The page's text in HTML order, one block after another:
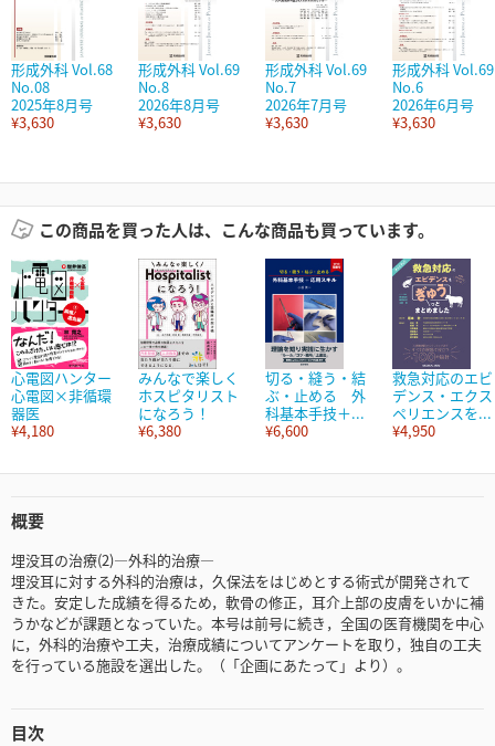
形成外科 Vol.68
No.08
2025年8月号
¥3,630
形成外科 Vol.69
No.8
2026年8月号
¥3,630
形成外科 Vol.69
No.7
2026年7月号
¥3,630
形成外科 Vol.69
No.6
2026年6月号
¥3,630
この商品を買った人は、こんな商品も買っています。
心電図ハンター
心電図×非循環
器医
¥4,180
みんなで楽しく
ホスピタリスト
になろう！
¥6,380
切る・縫う・結
ぶ・止める 外
科基本手技＋...
¥6,600
救急対応のエビ
デンス・エクス
ペリエンスを...
¥4,950
概要
埋没耳の治療(2)―外科的治療―
埋没耳に対する外科的治療は，久保法をはじめとする術式が開発されて
きた。安定した成績を得るため，軟骨の修正，耳介上部の皮膚をいかに補
うかなどが課題となっていた。本号は前号に続き，全国の医育機関を中心
に，外科的治療や工夫，治療成績についてアンケートを取り，独自の工夫
を行っている施設を選出した。（「企画にあたって」より）。
目次